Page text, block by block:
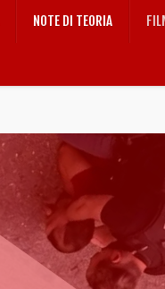
NOTE DI TEORIA